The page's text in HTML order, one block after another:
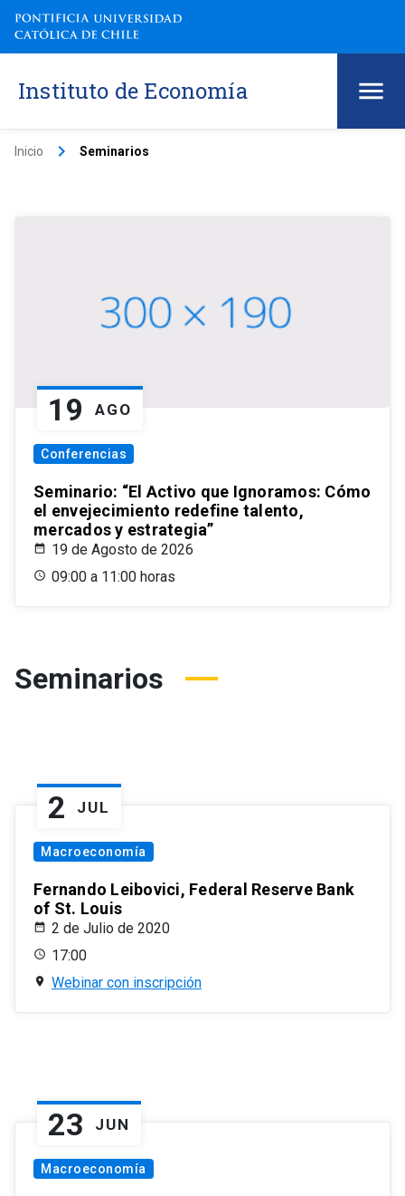
Instituto de Economía
Inicio keyboard_arrow_right Seminarios
19 AGO
Conferencias
Seminario: “El Activo que Ignoramos: Cómo
el envejecimiento redefine talento,
mercados y estrategia”
19 de Agosto de 2026
09:00 a 11:00 horas
Seminarios
2 JUL
Macroeconomía
Fernando Leibovici, Federal Reserve Bank
of St. Louis
2 de Julio de 2020
17:00
Webinar con inscripción
23 JUN
Macroeconomía